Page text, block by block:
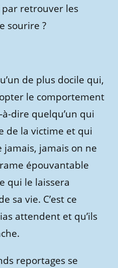
retrouver les
sourire ?
de plus docile qui,
le comportement
à-dire quelqu’un qui
de la victime et qui
jamais on ne
épouvantable
qui le laissera
sa vie. C’est ce
attendent et qu’ils
reportages se